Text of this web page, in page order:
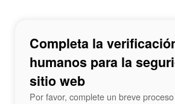
Completa la
humanos para la
sitio web
Por favor, complete un breve